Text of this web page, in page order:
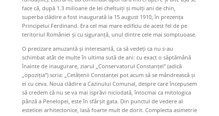
face că, după 1.3 milioane de lei cheltuiți și mulți ani de chin,
superba clădire a fost inaugurată la 15 august 1910, în prezența
Principelui Ferdinand. Era cel mai mare edificiu de acest fel de pe
teritoriul României și cu siguranță, unul dintre cele mai somptuoase.
O precizare amuzantă și interesantă, ca să vedeți ca nu s-au
schimbat atât de multe în ultima sută de ani: cu exact o săptămână
înainte de inaugurare, ziarul „Conservatorul Constanței” (adică
„opoziția”) scria: „Cetățenii Constanței pot acum să se mândrească și
ei cu ceva. Noua clădire a Cazinului Comunal, despre care începusem
să credem că nu se va mai isprăvi niciodată, întocmai ca mitologica
pânză a Penelopei, este în sfârșit gata. Din punctul de vedere al
esteticei arhitectonice, lasă foarte mult de dorit. Complecta asimetrie